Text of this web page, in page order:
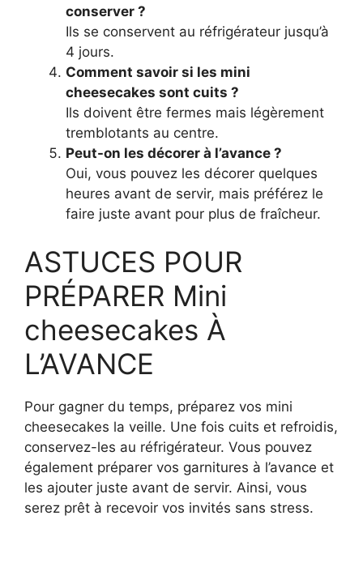
conserver ?
Ils se conservent au réfrigérateur jusqu’à
4 jours.
Comment savoir si les mini
cheesecakes sont cuits ?
Ils doivent être fermes mais légèrement
tremblotants au centre.
Peut-on les décorer à l’avance ?
Oui, vous pouvez les décorer quelques
heures avant de servir, mais préférez le
faire juste avant pour plus de fraîcheur.
ASTUCES POUR
PRÉPARER Mini
cheesecakes À
L’AVANCE
Pour gagner du temps, préparez vos mini
cheesecakes la veille. Une fois cuits et refroidis,
conservez-les au réfrigérateur. Vous pouvez
également préparer vos garnitures à l’avance et
les ajouter juste avant de servir. Ainsi, vous
serez prêt à recevoir vos invités sans stress.